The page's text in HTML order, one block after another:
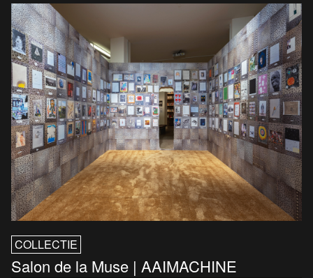
COLLECTIE
Salon de la Muse | AAIMACHINE